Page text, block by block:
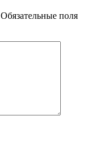
Обязательные поля